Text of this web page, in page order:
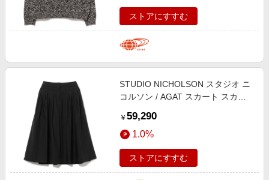
ストアにすすむ
STUDIO NICHOLSON スタジオ ニ
コルソン / AGAT スカート スカー
￥ 59,290
1.0%
ストアにすすむ